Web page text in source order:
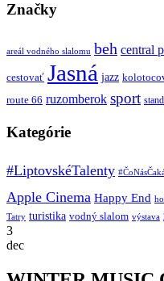
Značky
areál vodného slalomu beh central
cestovať Jasná jazz
route 66 ruzomberok sport
Kategórie
#LiptovskéTalenty
Apple Cinema Happy End
Tatry turistika vodný slalom výstava
3
dec